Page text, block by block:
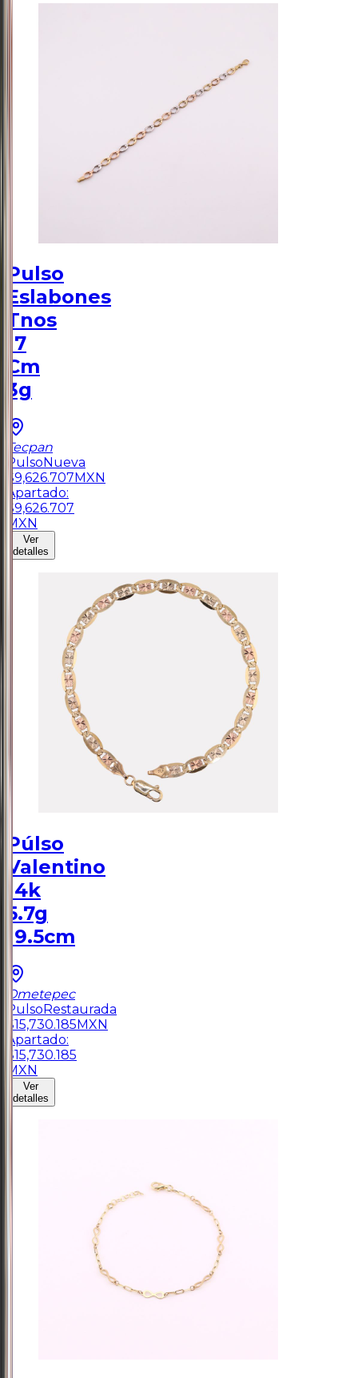
Pulso
Eslabones
Tnos
17
Cm
3g
Tecpan
Pulso Nueva
$9,626.707 MXN
Apartado:
$9,626.707
MXN
Ver
detalles
Púlso
Valentino
14k
5.7g
19.5cm
Ometepec
PulsoRestaurada
$15,730.185MXN
Apartado:
$15,730.185
MXN
Ver
detalles